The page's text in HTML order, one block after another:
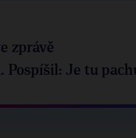
zprávě
Pospíšil: Je tu